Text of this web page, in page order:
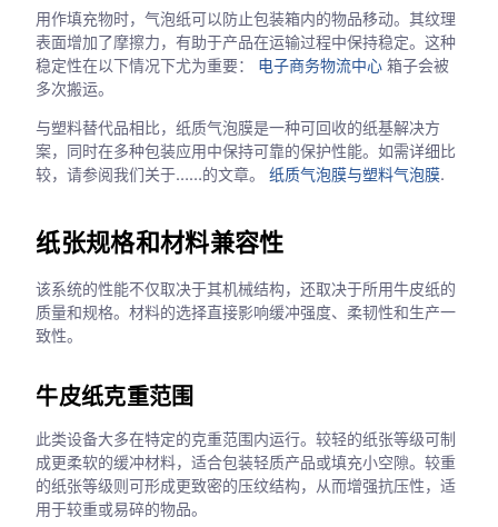
用作填充物时，气泡纸可以防止包装箱内的物品移动。其纹理
表面增加了摩擦力，有助于产品在运输过程中保持稳定。这种
稳定性在以下情况下尤为重要： 电子商务物流中心 箱子会被
多次搬运。
与塑料替代品相比，纸质气泡膜是一种可回收的纸基解决方
案，同时在多种包装应用中保持可靠的保护性能。如需详细比
较，请参阅我们关于……的文章。纸质气泡膜与塑料气泡膜.
纸张规格和材料兼容性
该系统的性能不仅取决于其机械结构，还取决于所用牛皮纸的
质量和规格。材料的选择直接影响缓冲强度、柔韧性和生产一
致性。
牛皮纸克重范围
此类设备大多在特定的克重范围内运行。较轻的纸张等级可制
成更柔软的缓冲材料，适合包装轻质产品或填充小空隙。较重
的纸张等级则可形成更致密的压纹结构，从而增强抗压性，适
用于较重或易碎的物品。